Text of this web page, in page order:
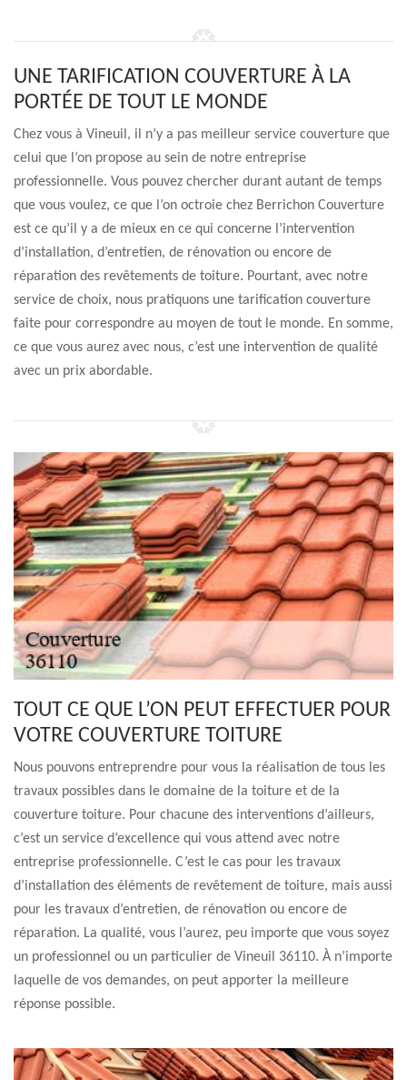
UNE TARIFICATION COUVERTURE À LA
PORTÉE DE TOUT LE MONDE
Chez vous à Vineuil, il n’y a pas meilleur service couverture que
celui que l’on propose au sein de notre entreprise
professionnelle. Vous pouvez chercher durant autant de temps
que vous voulez, ce que l’on octroie chez Berrichon Couverture
est ce qu’il y a de mieux en ce qui concerne l’intervention
d’installation, d’entretien, de rénovation ou encore de
réparation des revêtements de toiture. Pourtant, avec notre
service de choix, nous pratiquons une tarification couverture
faite pour correspondre au moyen de tout le monde. En somme,
ce que vous aurez avec nous, c’est une intervention de qualité
avec un prix abordable.
TOUT CE QUE L’ON PEUT EFFECTUER POUR
VOTRE COUVERTURE TOITURE
Nous pouvons entreprendre pour vous la réalisation de tous les
travaux possibles dans le domaine de la toiture et de la
couverture toiture. Pour chacune des interventions d’ailleurs,
c’est un service d’excellence qui vous attend avec notre
entreprise professionnelle. C’est le cas pour les travaux
d’installation des éléments de revêtement de toiture, mais aussi
pour les travaux d’entretien, de rénovation ou encore de
réparation. La qualité, vous l’aurez, peu importe que vous soyez
un professionnel ou un particulier de Vineuil 36110. À n’importe
laquelle de vos demandes, on peut apporter la meilleure
réponse possible.